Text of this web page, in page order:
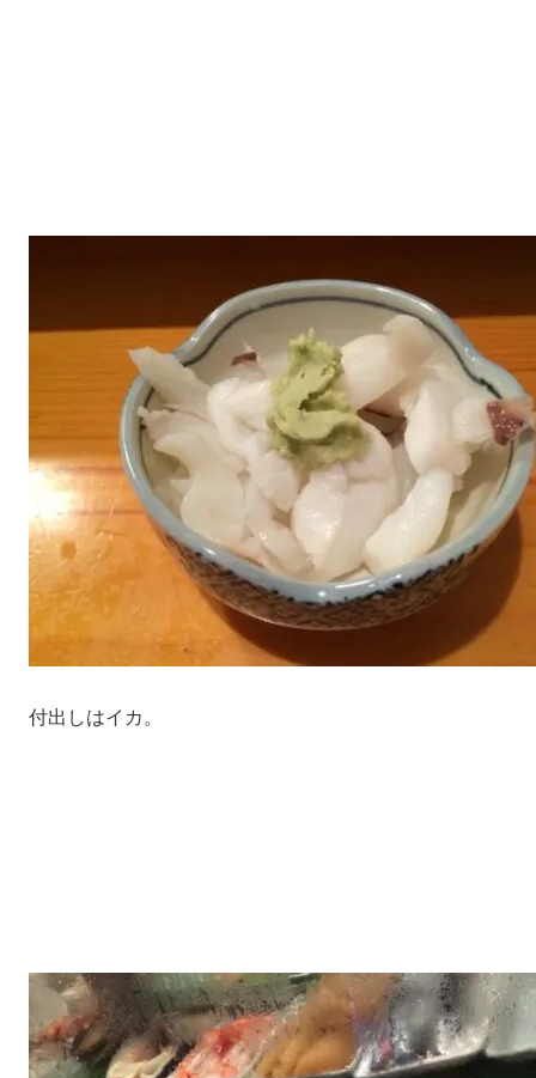
付出しはイカ。